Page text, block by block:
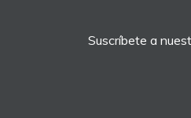
Suscríbete a